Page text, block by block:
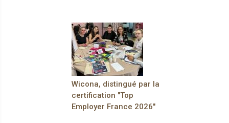
Wicona, distingué par la
certification "Top
Employer France 2026"